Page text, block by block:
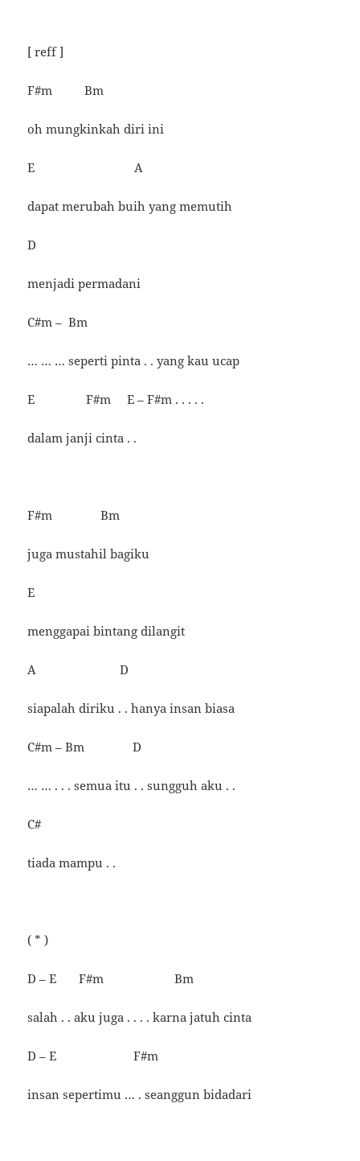
[ reff ]
F#m Bm
oh mungkinkah diri ini
E A
dapat merubah buih yang memutih
D
menjadi permadani
C#m – Bm
… … … seperti pinta . . yang kau ucap
E F#m E – F#m . . . . .
dalam janji cinta . .
F#m Bm
juga mustahil bagiku
E
menggapai bintang dilangit
A D
siapalah diriku . . hanya insan biasa
C#m – Bm D
… … . . . semua itu . . sungguh aku . .
C#
tiada mampu . .
( * )
D – E F#m Bm
salah . . aku juga . . . . karna jatuh cinta
D – E F#m
insan sepertimu … . seanggun bidadari